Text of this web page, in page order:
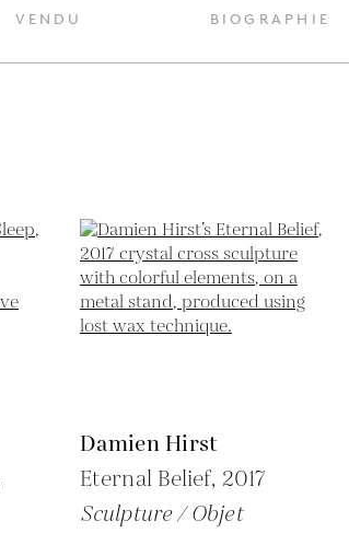
VENDU BIOGRAPHIE
Damien Hirst
Eternal Belief, 2017
Sculpture / Objet